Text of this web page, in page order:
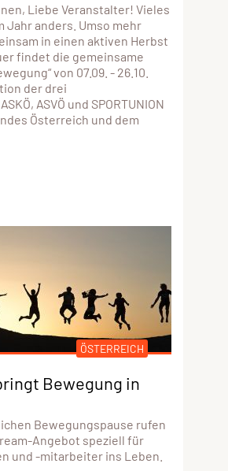
Liebe Veranstalter! Vieles
Jahr anders. Umso mehr
in einen aktiven Herbst
findet die gemeinsame
von 07.09. - 26.10.
der drei
ASVÖ und SPORTUNION
Österreich und dem
ÖSTERREICH
Bewegung in
Bewegungspause rufen
Angebot speziell für
und -mitarbeiter ins Leben.